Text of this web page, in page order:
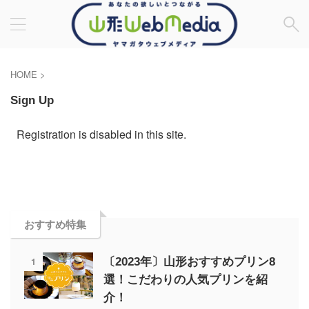
HOME >
Sign Up
Registration is disabled in this site.
おすすめ特集
1
〔2023年〕山形おすすめプリン8
選！こだわりの人気プリンを紹
介！